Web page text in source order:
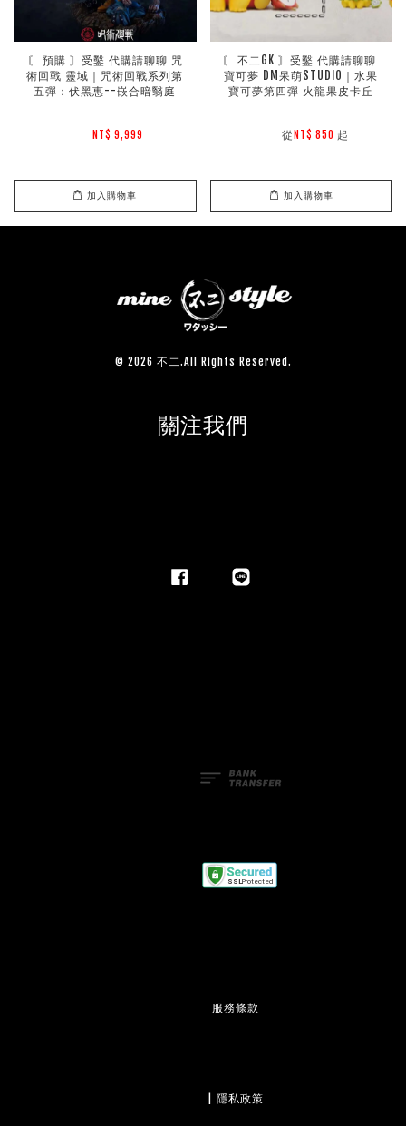
〘 預購 〙受鑿 代購請聊聊 咒
術回戰 靈域｜咒術回戰系列第
五彈：伏黑惠--嵌合暗翳庭
NT$ 9,999
加入購物車
〘 不二GK 〙受鑿 代購請聊聊
寶可夢 DM呆萌STUDIO｜水果
寶可夢第四彈 火龍果皮卡丘
        從
NT$ 850 起
加入購物車
© 2026 不二.All Rights Reserved.
關注我們
服務條款
隱私政策